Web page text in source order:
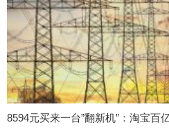
8594元买来一台”翻新机”：淘宝百